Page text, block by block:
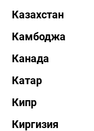
Казахстан
Камбоджа
Канада
Катар
Кипр
Киргизия